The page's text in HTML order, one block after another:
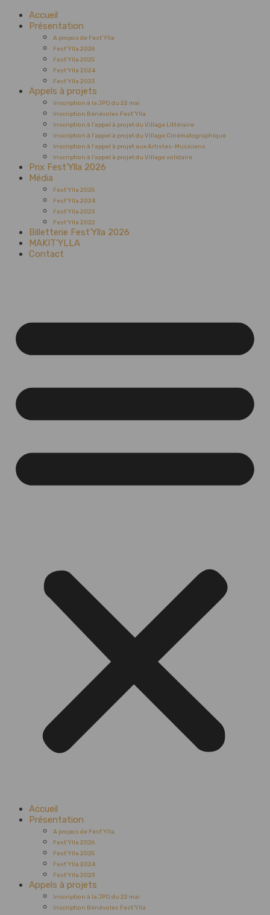
Accueil
Présentation
A propos de Fest’Ylla
Fest’Ylla 2026
Fest’Ylla 2025
Fest’Ylla 2024
Fest’Ylla 2023
Appels à projets
Inscription à la JPO du 22 mai
Inscription Bénévoles Fest’Ylla
Inscription à l’appel à projet du Village Littéraire
Inscription à l’appel à projet du Village Cinématographique
Inscription à l’appel à projet aux Artistes-Musiciens
Inscription à l’appel à projet du Village solidaire
Prix Fest’Ylla 2026
Média
Fest’Ylla 2025
Fest’Ylla 2024
Fest’Ylla 2023
Fest’Ylla 2022
Billetterie Fest’Ylla 2026
MAKIT’YLLA
Contact
Accueil
Présentation
A propos de Fest’Ylla
Fest’Ylla 2026
Fest’Ylla 2025
Fest’Ylla 2024
Fest’Ylla 2023
Appels à projets
Inscription à la JPO du 22 mai
Inscription Bénévoles Fest’Ylla